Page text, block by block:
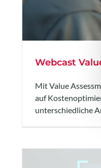
Webcast
Mit Value
auf
unterschiedliche